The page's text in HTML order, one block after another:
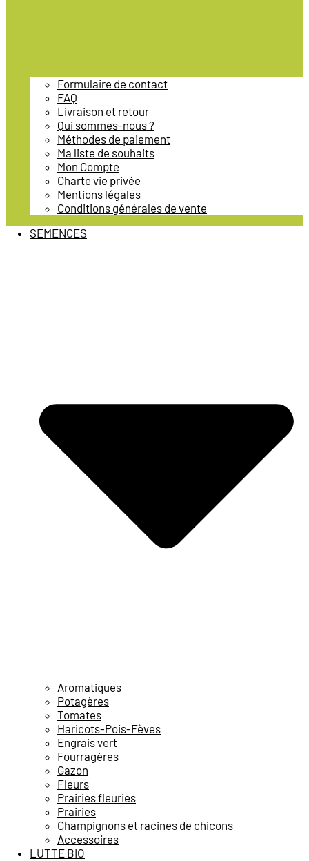
Formulaire de contact
FAQ
Livraison et retour
Qui sommes-nous ?
Méthodes de paiement
Ma liste de souhaits
Mon Compte
Charte vie privée
Mentions légales
Conditions générales de vente
SEMENCES
Aromatiques
Potagères
Tomates
Haricots-Pois-Fèves
Engrais vert
Fourragères
Gazon
Fleurs
Prairies fleuries
Prairies
Champignons et racines de chicons
Accessoires
LUTTE BIO